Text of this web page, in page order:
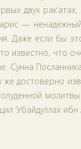
двух
—
Даже если бы
известно, что
Сунна
достоверно
‘Убайдуллах ибн